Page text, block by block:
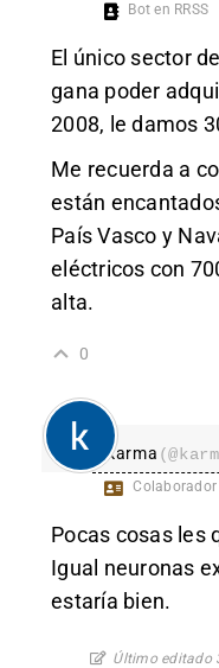
Bot en RRSS
El único sector
gana poder
2008, le damos
Me recuerda a
están
País Vasco y
eléctricos con
alta.
0
karma
Pocas cosas les
Igual neuronas
estaría bien.
Último editado